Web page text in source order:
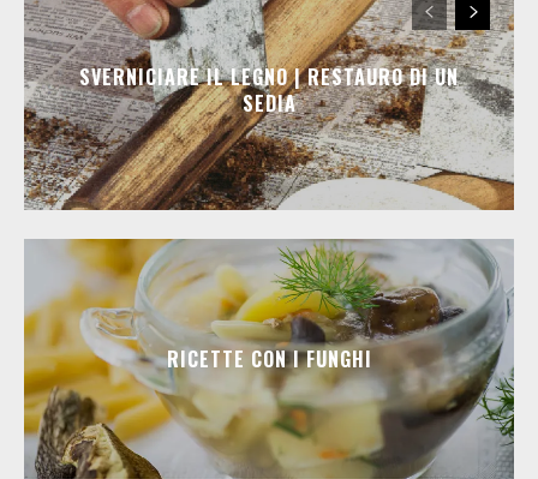
SVERNICIARE IL LEGNO | RESTAURO DI UN
SEDIA
RICETTE CON I FUNGHI